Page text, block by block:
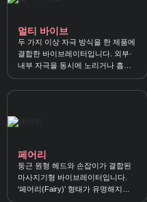
멀티 바이브
두 가지 이상 자극 방식을 한 제품에
결합한 바이브레이터입니다. 외부·
내부 자극을 동시에 노리거나 흡입
+진동처럼 기능을 조합해 입체적인
쾌감을 즐길 수 있어요.
페어리
둥근 원형 헤드와 손잡이가 결합된
마사지기형 바이브레이터입니다.
‘페어리(Fairy)’ 형태가 유명해지며